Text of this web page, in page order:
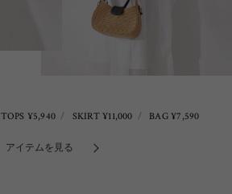
TOPS ¥5,940 SKIRT ¥11,000 BAG ¥7,590
アイテムを見る